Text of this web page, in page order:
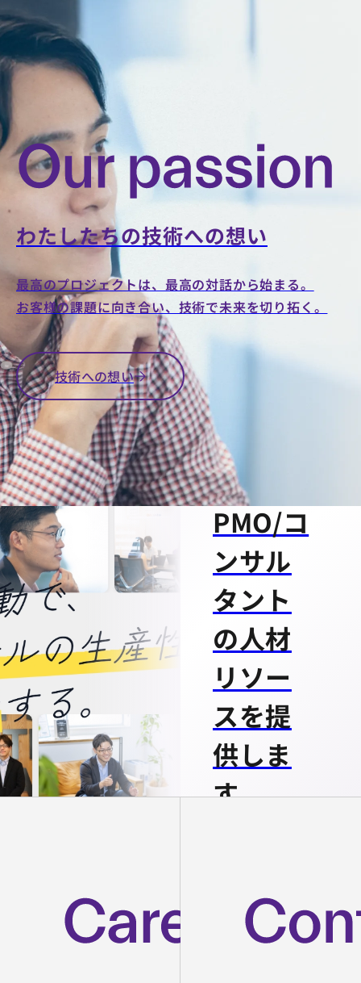
わたしたちの技術への想い
最高のプロジェクトは、最高の対話から始まる。
お客様の課題に向き合い、技術で未来を切り拓く。
技術への想い
AI-DRIVEN
CONSULTING
AI駆動
を使い
こな
テ
ジー思
考の
PMO/コ
ンサル
タント
の人材
リソー
スを提
供しま
す
の推進を一気通貫
伴走支援。
AI活用で圧倒的な